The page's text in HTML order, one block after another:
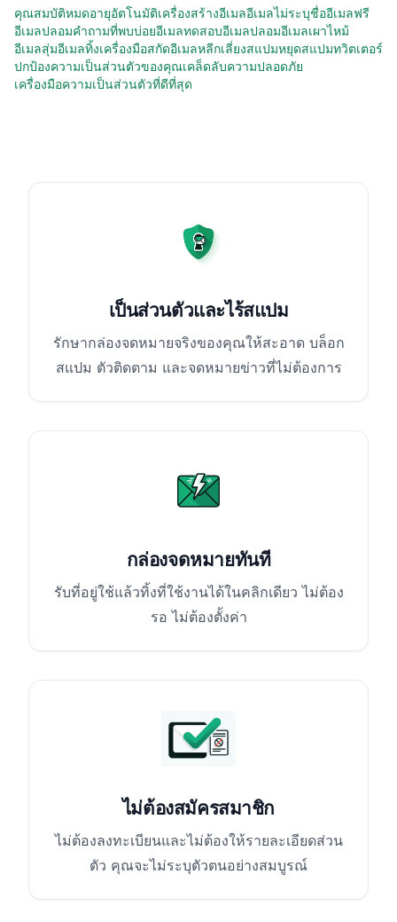
คุณสมบัติหมดอายุอัตโนมัติเครื่องสร้างอีเมลอีเมลไม่ระบุชื่ออีเมลฟรี
อีเมลปลอมคำถามที่พบบ่อยอีเมลทดสอบอีเมลปลอมอีเมลเผาไหม้
อีเมลสุ่มอีเมลทิ้งเครื่องมือสกัดอีเมลหลีกเลี่ยงสแปมหยุดสแปมทวิตเตอร์
ปกป้องความเป็นส่วนตัวของคุณเคล็ดลับความปลอดภัย
เครื่องมือความเป็นส่วนตัวที่ดีที่สุด
เป็นส่วนตัวและไร้สแปม
รักษากล่องจดหมายจริงของคุณให้สะอาด บล็อก
สแปม ตัวติดตาม และจดหมายข่าวที่ไม่ต้องการ
กล่องจดหมายทันที
รับที่อยู่ใช้แล้วทิ้งที่ใช้งานได้ในคลิกเดียว ไม่ต้อง
รอ ไม่ต้องตั้งค่า
ไม่ต้องสมัครสมาชิก
ไม่ต้องลงทะเบียนและไม่ต้องให้รายละเอียดส่วน
ตัว คุณจะไม่ระบุตัวตนอย่างสมบูรณ์